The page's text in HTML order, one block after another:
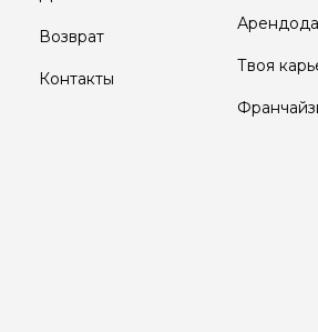
Возврат
Контакты
Твоя